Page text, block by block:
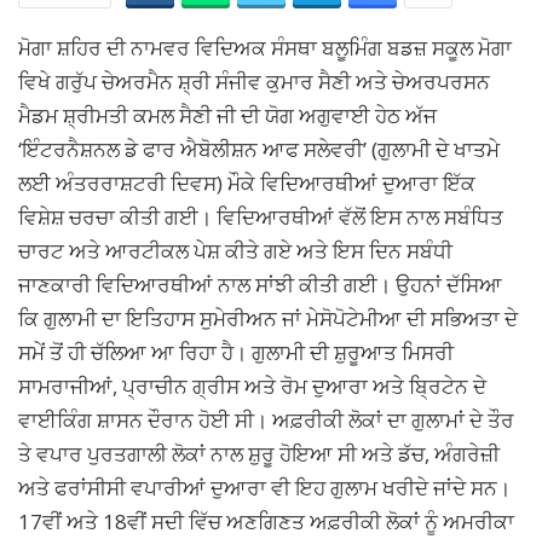
ਮੋਗਾ ਸ਼ਹਿਰ ਦੀ ਨਾਮਵਰ ਵਿਦਿਅਕ ਸੰਸਥਾ ਬਲੂਮਿੰਗ ਬਡਜ਼ ਸਕੂਲ ਮੋਗਾ
ਵਿਖੇ ਗਰੁੱਪ ਚੇਅਰਮੈਨ ਸ਼੍ਰੀ ਸੰਜੀਵ ਕੁਮਾਰ ਸੈਣੀ ਅਤੇ ਚੇਅਰਪਰਸਨ
ਮੈਡਮ ਸ਼੍ਰੀਮਤੀ ਕਮਲ ਸੈਣੀ ਜੀ ਦੀ ਯੋਗ ਅਗੁਵਾਈ ਹੇਠ ਅੱਜ
‘ਇੰਟਰਨੈਸ਼ਨਲ ਡੇ ਫਾਰ ਐਬੋਲੀਸ਼ਨ ਆਫ ਸਲੇਵਰੀ’ (ਗੁਲਾਮੀ ਦੇ ਖਾਤਮੇ
ਲਈ ਅੰਤਰਰਾਸ਼ਟਰੀ ਦਿਵਸ) ਮੌਕੇ ਵਿਦਿਆਰਥੀਆਂ ਦੁਆਰਾ ਇੱਕ
ਵਿਸ਼ੇਸ਼ ਚਰਚਾ ਕੀਤੀ ਗਈ। ਵਿਦਿਆਰਥੀਆਂ ਵੱਲੋਂ ਇਸ ਨਾਲ ਸਬੰਧਿਤ
ਚਾਰਟ ਅਤੇ ਆਰਟੀਕਲ ਪੇਸ਼ ਕੀਤੇ ਗਏ ਅਤੇ ਇਸ ਦਿਨ ਸਬੰਧੀ
ਜਾਣਕਾਰੀ ਵਿਦਿਆਰਥੀਆਂ ਨਾਲ ਸਾਂਝੀ ਕੀਤੀ ਗਈ। ਉਹਨਾਂ ਦੱਸਿਆ
ਕਿ ਗੁਲਾਮੀ ਦਾ ਇਤਿਹਾਸ ਸੁਮੇਰੀਅਨ ਜਾਂ ਮੇਸੋਪੋਟੇਮੀਆ ਦੀ ਸਭਿਅਤਾ ਦੇ
ਸਮੇਂ ਤੋਂ ਹੀ ਚੱਲਿਆ ਆ ਰਿਹਾ ਹੈ। ਗੁਲਾਮੀ ਦੀ ਸ਼ੁਰੂਆਤ ਮਿਸਰੀ
ਸਾਮਰਾਜੀਆਂ, ਪ੍ਰਾਚੀਨ ਗ੍ਰੀਸ ਅਤੇ ਰੋਮ ਦੁਆਰਾ ਅਤੇ ਬ੍ਰਿਟੇਨ ਦੇ
ਵਾਈਕਿੰਗ ਸ਼ਾਸਨ ਦੌਰਾਨ ਹੋਈ ਸੀ। ਅਫ਼ਰੀਕੀ ਲੋਕਾਂ ਦਾ ਗੁਲਾਮਾਂ ਦੇ ਤੌਰ
ਤੇ ਵਪਾਰ ਪੁਰਤਗਾਲੀ ਲੋਕਾਂ ਨਾਲ ਸ਼ੁਰੂ ਹੋਇਆ ਸੀ ਅਤੇ ਡੱਚ, ਅੰਗਰੇਜ਼ੀ
ਅਤੇ ਫਰਾਂਸੀਸੀ ਵਪਾਰੀਆਂ ਦੁਆਰਾ ਵੀ ਇਹ ਗੁਲਾਮ ਖਰੀਦੇ ਜਾਂਦੇ ਸਨ।
17ਵੀਂ ਅਤੇ 18ਵੀਂ ਸਦੀ ਵਿੱਚ ਅਣਗਿਣਤ ਅਫ਼ਰੀਕੀ ਲੋਕਾਂ ਨੂੰ ਅਮਰੀਕਾ